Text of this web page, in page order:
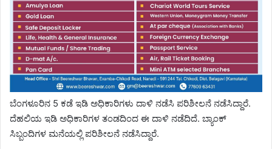
ಬೆಂಗಳೂರಿನ 5 ಕಡೆ ಇಡಿ ಅಧಿಕಾರಿಗಳು ದಾಳಿ ನಡೆಸಿ ಪರಿಶೀಲನೆ ನಡೆಸಿದ್ದಾರೆ.
ದೆಹಲಿಯ ಇಡಿ ಅಧಿಕಾರಿಗಳ ತಂಡದಿಂದ ಈ ದಾಳಿ ನಡೆದಿದೆ. ಬ್ಯಾಂಕ್
ಸಿಬ್ಬಂದಿಗಳ ಮನೆಯಲ್ಲಿ ಪರಿಶೀಲನೆ ನಡೆಸಿದ್ದಾರೆ.